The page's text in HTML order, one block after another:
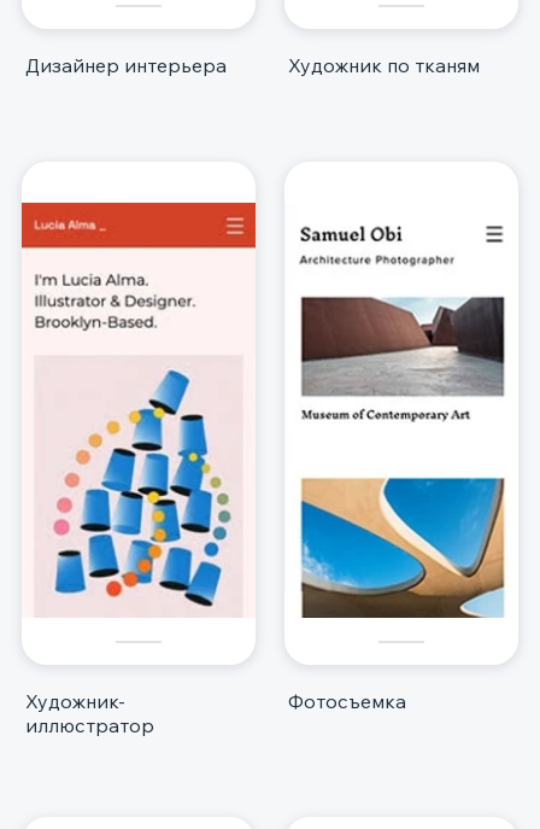
Дизайнер интерьера Художник по тканям
Художник-
иллюстратор
Фотосъемка